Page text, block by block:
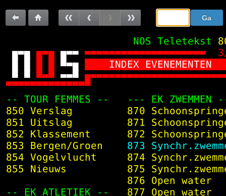
Sla
de
naar
pagina
naar
paginasubpaginasubpagina
pagina
Ga
naar:
NOS Teletekst
   

INDEX
  

-- TOUR FEMMES --
--- EK
850 Verslag 870
851 Uitslag 871
852 Klassement 872
853 Bergen/Groen 873
854 Vogelvlucht 874
855 Nieuws 875
876 Open
-- EK ATLETIEK --
877 Open